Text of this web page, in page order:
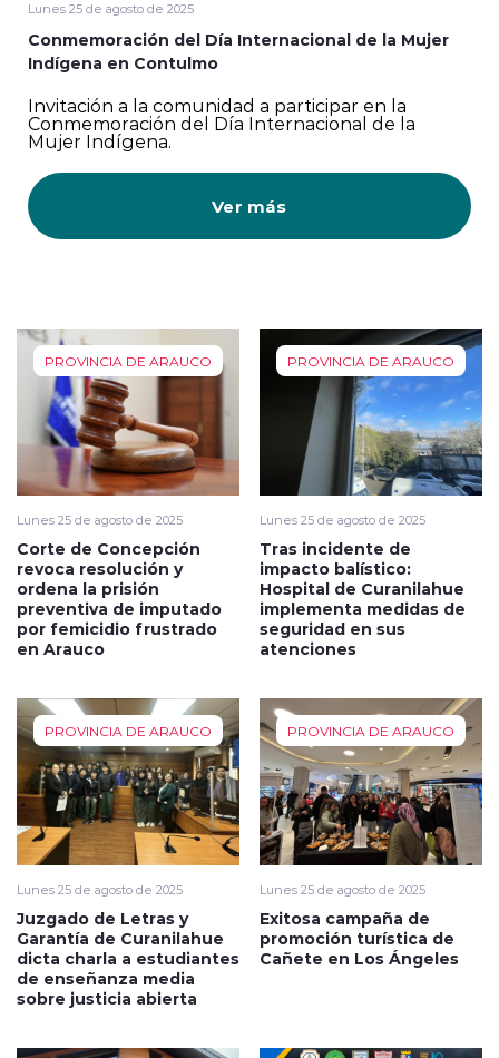
Lunes 25 de agosto de 2025
Conmemoración del Día Internacional de la Mujer
Indígena en Contulmo
Invitación a la comunidad a participar en la
Conmemoración del Día Internacional de la
Mujer Indígena.
Ver más
PROVINCIA DE ARAUCO
Lunes 25 de agosto de 2025
Corte de Concepción
revoca resolución y
ordena la prisión
preventiva de imputado
por femicidio frustrado
en Arauco
PROVINCIA DE ARAUCO
Lunes 25 de agosto de 2025
Tras incidente de
impacto balístico:
Hospital de Curanilahue
implementa medidas de
seguridad en sus
atenciones
PROVINCIA DE ARAUCO
Lunes 25 de agosto de 2025
Juzgado de Letras y
Garantía de Curanilahue
dicta charla a estudiantes
de enseñanza media
sobre justicia abierta
PROVINCIA DE ARAUCO
Lunes 25 de agosto de 2025
Exitosa campaña de
promoción turística de
Cañete en Los Ángeles